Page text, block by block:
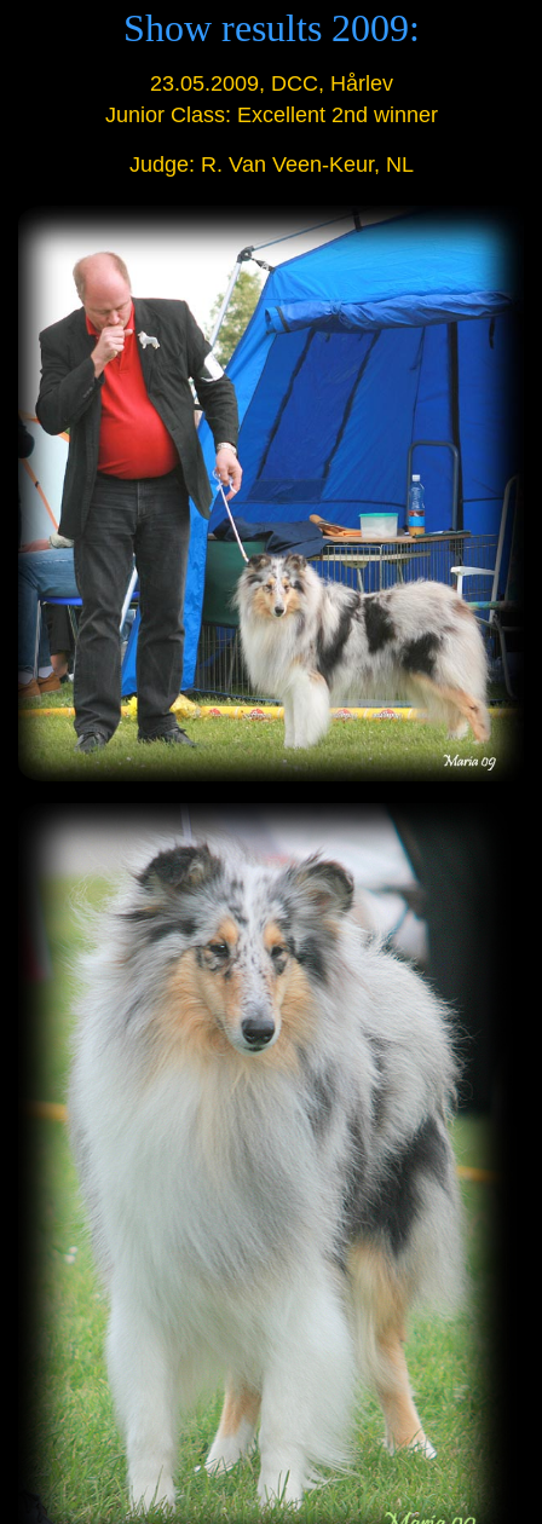
Show results 2009:
23.05.2009, DCC, Hårlev
Junior Class: Excellent 2nd winner
Judge: R. Van Veen-Keur, NL